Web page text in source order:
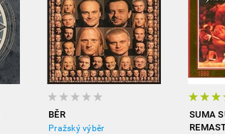
BĚR
Pražský výběr
SUMA